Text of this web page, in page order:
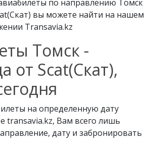
по направлению Томск
вы можете найти на нашем
Transavia.kz
Томск -
от Scat(Скат),
на определенную дату
transavia.kz, Вам всего лишь
дату и забронировать